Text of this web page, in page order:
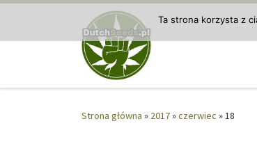
Przejdź do treści
Strona główna » 2017»czerwiec »18
Ta strona korzysta z